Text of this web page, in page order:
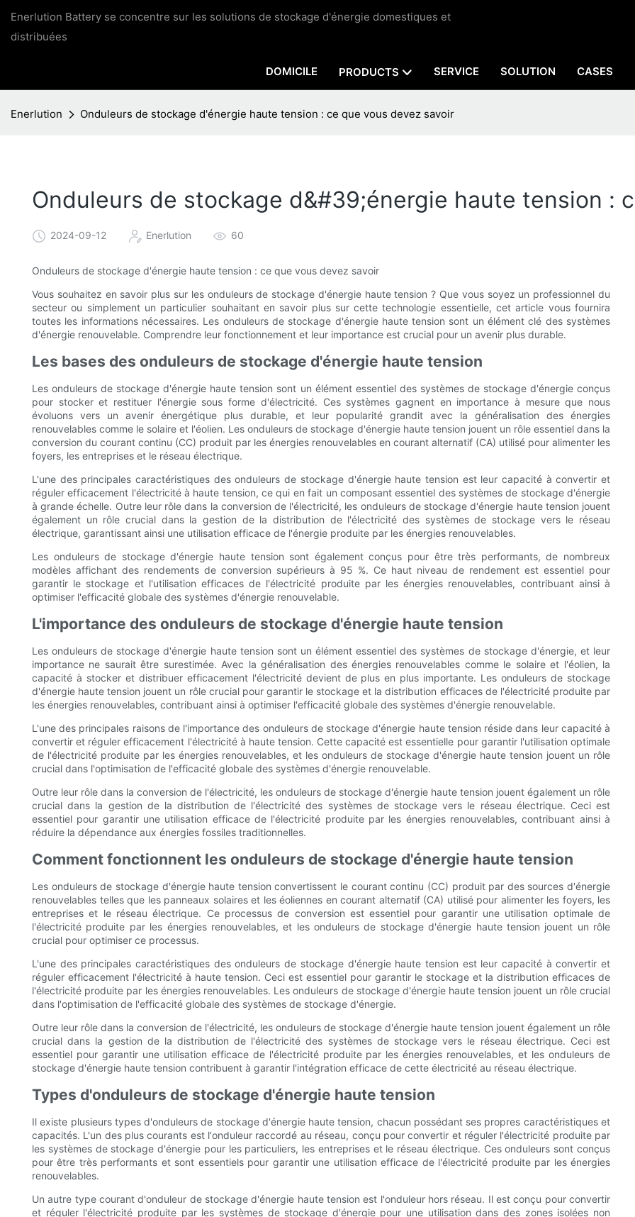
Enerlution Battery se concentre sur les solutions de stockage d'énergie domestiques et
distribuées
DOMICILE PRODUCTS SERVICE SOLUTION CASES
Enerlution Onduleurs de stockage d'énergie haute tension : ce que vous devez savoir
Onduleurs de stockage d&#39;énergie haute tension :
2024-09-12 Enerlution 60
Onduleurs de stockage d'énergie haute tension : ce que vous devez savoir
Vous souhaitez en savoir plus sur les onduleurs de stockage d'énergie haute tension ? Que vous soyez un professionnel du
secteur ou simplement un particulier souhaitant en savoir plus sur cette technologie essentielle, cet article vous fournira
toutes les informations nécessaires. Les onduleurs de stockage d'énergie haute tension sont un élément clé des systèmes
d'énergie renouvelable. Comprendre leur fonctionnement et leur importance est crucial pour un avenir plus durable.
Les bases des onduleurs de stockage d'énergie haute tension
Les onduleurs de stockage d'énergie haute tension sont un élément essentiel des systèmes de stockage d'énergie conçus
pour stocker et restituer l'énergie sous forme d'électricité. Ces systèmes gagnent en importance à mesure que nous
évoluons vers un avenir énergétique plus durable, et leur popularité grandit avec la généralisation des énergies
renouvelables comme le solaire et l'éolien. Les onduleurs de stockage d'énergie haute tension jouent un rôle essentiel dans la
conversion du courant continu (CC) produit par les énergies renouvelables en courant alternatif (CA) utilisé pour alimenter les
foyers, les entreprises et le réseau électrique.
L'une des principales caractéristiques des onduleurs de stockage d'énergie haute tension est leur capacité à convertir et
réguler efficacement l'électricité à haute tension, ce qui en fait un composant essentiel des systèmes de stockage d'énergie
à grande échelle. Outre leur rôle dans la conversion de l'électricité, les onduleurs de stockage d'énergie haute tension jouent
également un rôle crucial dans la gestion de la distribution de l'électricité des systèmes de stockage vers le réseau
électrique, garantissant ainsi une utilisation efficace de l'énergie produite par les énergies renouvelables.
Les onduleurs de stockage d'énergie haute tension sont également conçus pour être très performants, de nombreux
modèles affichant des rendements de conversion supérieurs à 95 %. Ce haut niveau de rendement est essentiel pour
garantir le stockage et l'utilisation efficaces de l'électricité produite par les énergies renouvelables, contribuant ainsi à
optimiser l'efficacité globale des systèmes d'énergie renouvelable.
L'importance des onduleurs de stockage d'énergie haute tension
Les onduleurs de stockage d'énergie haute tension sont un élément essentiel des systèmes de stockage d'énergie, et leur
importance ne saurait être surestimée. Avec la généralisation des énergies renouvelables comme le solaire et l'éolien, la
capacité à stocker et distribuer efficacement l'électricité devient de plus en plus importante. Les onduleurs de stockage
d'énergie haute tension jouent un rôle crucial pour garantir le stockage et la distribution efficaces de l'électricité produite par
les énergies renouvelables, contribuant ainsi à optimiser l'efficacité globale des systèmes d'énergie renouvelable.
L'une des principales raisons de l'importance des onduleurs de stockage d'énergie haute tension réside dans leur capacité à
convertir et réguler efficacement l'électricité à haute tension. Cette capacité est essentielle pour garantir l'utilisation optimale
de l'électricité produite par les énergies renouvelables, et les onduleurs de stockage d'énergie haute tension jouent un rôle
crucial dans l'optimisation de l'efficacité globale des systèmes d'énergie renouvelable.
Outre leur rôle dans la conversion de l'électricité, les onduleurs de stockage d'énergie haute tension jouent également un rôle
crucial dans la gestion de la distribution de l'électricité des systèmes de stockage vers le réseau électrique. Ceci est
essentiel pour garantir une utilisation efficace de l'électricité produite par les énergies renouvelables, contribuant ainsi à
réduire la dépendance aux énergies fossiles traditionnelles.
Comment fonctionnent les onduleurs de stockage d'énergie haute tension
Les onduleurs de stockage d'énergie haute tension convertissent le courant continu (CC) produit par des sources d'énergie
renouvelables telles que les panneaux solaires et les éoliennes en courant alternatif (CA) utilisé pour alimenter les foyers, les
entreprises et le réseau électrique. Ce processus de conversion est essentiel pour garantir une utilisation optimale de
l'électricité produite par les énergies renouvelables, et les onduleurs de stockage d'énergie haute tension jouent un rôle
crucial pour optimiser ce processus.
L'une des principales caractéristiques des onduleurs de stockage d'énergie haute tension est leur capacité à convertir et
réguler efficacement l'électricité à haute tension. Ceci est essentiel pour garantir le stockage et la distribution efficaces de
l'électricité produite par les énergies renouvelables. Les onduleurs de stockage d'énergie haute tension jouent un rôle crucial
dans l'optimisation de l'efficacité globale des systèmes de stockage d'énergie.
Outre leur rôle dans la conversion de l'électricité, les onduleurs de stockage d'énergie haute tension jouent également un rôle
crucial dans la gestion de la distribution de l'électricité des systèmes de stockage vers le réseau électrique. Ceci est
essentiel pour garantir une utilisation efficace de l'électricité produite par les énergies renouvelables, et les onduleurs de
stockage d'énergie haute tension contribuent à garantir l'intégration efficace de cette électricité au réseau électrique.
Types d'onduleurs de stockage d'énergie haute tension
Il existe plusieurs types d'onduleurs de stockage d'énergie haute tension, chacun possédant ses propres caractéristiques et
capacités. L'un des plus courants est l'onduleur raccordé au réseau, conçu pour convertir et réguler l'électricité produite par
les systèmes de stockage d'énergie pour les particuliers, les entreprises et le réseau électrique. Ces onduleurs sont conçus
pour être très performants et sont essentiels pour garantir une utilisation efficace de l'électricité produite par les énergies
renouvelables.
Un autre type courant d'onduleur de stockage d'énergie haute tension est l'onduleur hors réseau. Il est conçu pour convertir
et réguler l'électricité produite par les systèmes de stockage d'énergie pour une utilisation dans des zones isolées non